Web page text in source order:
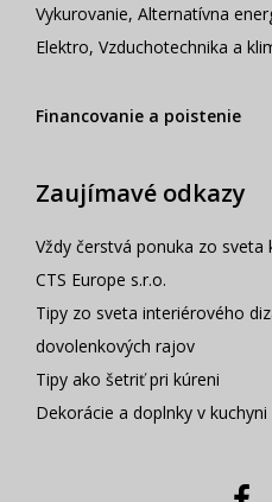
Vykurovanie, Alternatívna
Elektro, Vzduchotechnika a
Financovanie a poistenie
Zaujímavé odkazy
Vždy čerstvá ponuka zo sveta
CTS Europe s.r.o.
Tipy zo sveta interiérového
dovolenkových rajov
Tipy ako šetriť pri kúreni
Dekorácie a doplnky v